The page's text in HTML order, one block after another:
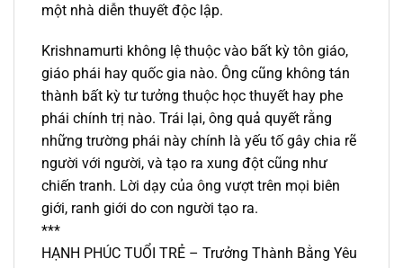
một nhà diễn thuyết độc lập.
Krishnamurti không lệ thuộc vào bất kỳ tôn giáo,
giáo phái hay quốc gia nào. Ông cũng không tán
thành bất kỳ tư tưởng thuộc học thuyết hay phe
phái chính trị nào. Trái lại, ông quả quyết rằng
những trường phái này chính là yếu tố gây chia rẽ
người với người, và tạo ra xung đột cũng như
chiến tranh. Lời dạy của ông vượt trên mọi biên
giới, ranh giới do con người tạo ra.
***
HẠNH PHÚC TUỔI TRẺ – Trưởng Thành Bằng Yêu